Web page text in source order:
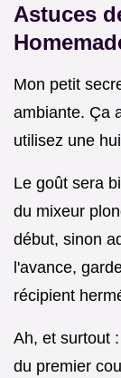
Astuces
Mon petit
ambiante. Ça
utilisez une
Le goût sera
du mixeur
début, sinon
l'avance,
récipient
Ah, et surtout
du premier